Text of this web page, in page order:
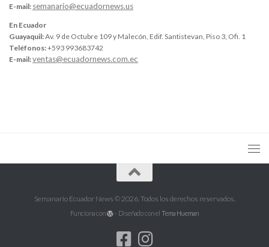
E-mail: semanario@ecuadornews.us
En Ecuador
Guayaquil:Av. 9 de Octubre 109 y Malecón, Edif. Santistevan, Piso 3, Ofi. 1
Teléfonos:+593 993683742
E-mail:ventas@ecuadornews.com.ec
Semanario Ecuador News © 2026. Todos los derechos reservados.
Funciona con - Diseñado con el Tema Hueman